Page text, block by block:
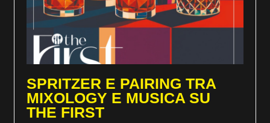
SPRITZER E PAIRING TRA
MIXOLOGY E MUSICA SU
THE FIRST